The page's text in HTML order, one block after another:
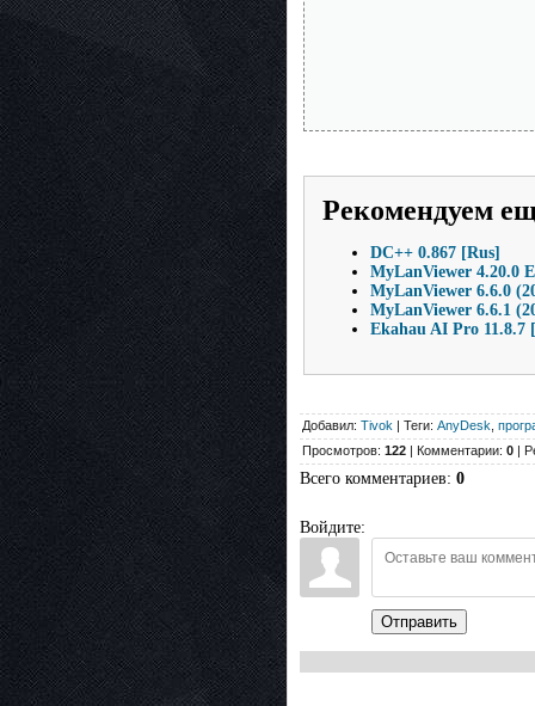
Рекомендуем
DC++ 0.867 [Rus]
MyLanViewer 4.20.0
MyLanViewer 6.6.0
MyLanViewer 6.6.1
Ekahau AI Pro
Добавил: Tivok | Теги: AnyDesk
Просмотров: 122 | Комментарии: 0 |
Всего комментариев: 0
Войдите:
Отправить